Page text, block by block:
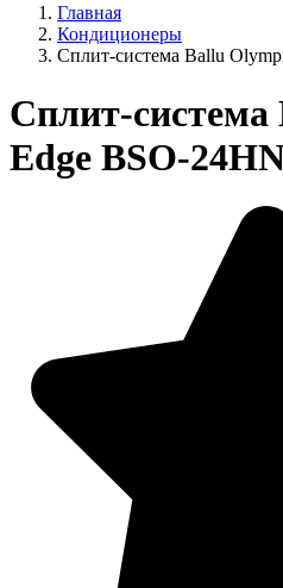
Главная
Кондиционеры
Сплит-система Ballu
Сплит-
Edge BSO-